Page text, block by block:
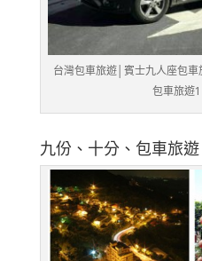
台灣包車旅遊│賓士九人座包
包車旅遊1
九份、十分、包車旅遊